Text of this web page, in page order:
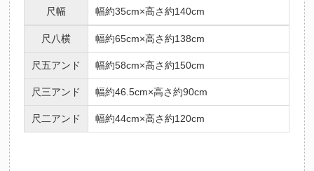
尺幅 幅約35cm×高さ約140cm
尺八横 幅約65cm×高さ約138cm
尺五アンド 幅約58cm×高さ約150cm
尺三アンド 幅約46.5cm×高さ約90cm
尺二アンド 幅約44cm×高さ約120cm